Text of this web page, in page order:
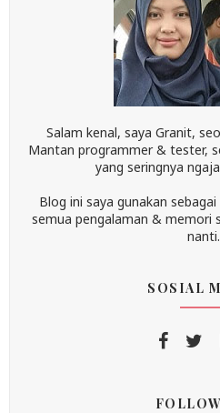
Salam kenal, saya Granit,
Mantan programmer & tester,
yang seringnya
Blog ini saya gunakan
semua pengalaman & memori
nanti.
SOSIAL